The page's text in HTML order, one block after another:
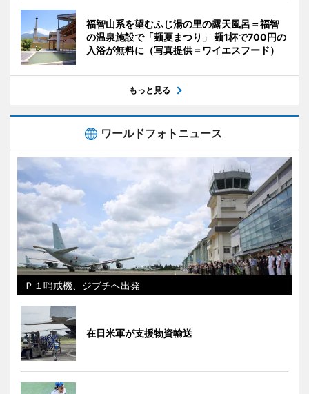
福智山系を望むふじ湯の里の露天風呂＝福智
の温泉施設で「麺夏まつり」 麺1杯で700円の
入浴が無料に（写真提供＝ワイエスフード）
もっと見る
ワールドフォトニュース
Ｐ１哨戒機、ジブチへ出発
在日米軍が支援物資輸送